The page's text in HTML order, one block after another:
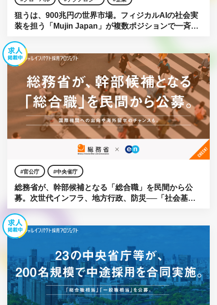
狙うは、900兆円の世界市場。フィジカルAIの社会実
装を担う「Mujin Japan」が複数ポジションで一斉公
官公庁 中央省庁
総務省が、幹部候補となる「総合職」を民間から公
募。次世代インフラ、地方行政、防災──「社会基
盤」をアップデートせよ。